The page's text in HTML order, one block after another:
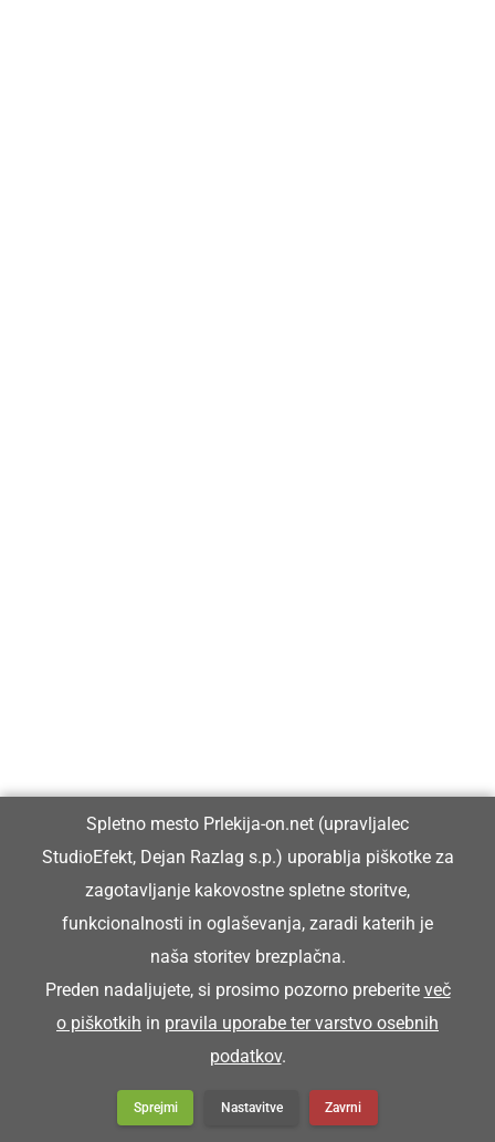
Spletno mesto Prlekija-on.net (upravljalec
StudioEfekt, Dejan Razlag s.p.) uporablja piškotke za
zagotavljanje kakovostne spletne storitve,
funkcionalnosti in oglaševanja, zaradi katerih je
naša storitev brezplačna.
Preden nadaljujete, si prosimo pozorno preberite več
o piškotkih in pravila uporabe ter varstvo osebnih
podatkov.
Sprejmi Nastavitve Zavrni